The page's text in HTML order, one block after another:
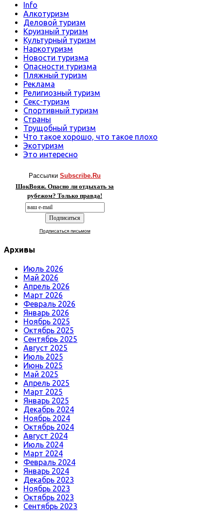
Info
Алкотуризм
Деловой туризм
Круизный туризм
Культурный туризм
Наркотуризм
Новости туризма
Опасности туризма
Пляжный туризм
Реклама
Религиозный туризм
Секс-туризм
Спортивный туризм
Страны
Трущобный туризм
Что такое хорошо, что такое плохо
Экотуризм
Это интересно
Рассылки Subscribe.Ru
ШокВояж. Опасно ли отдыхать за
рубежом? Только правда!
Подписаться письмом
Архивы
Июль 2026
Май 2026
Апрель 2026
Март 2026
Февраль 2026
Январь 2026
Ноябрь 2025
Октябрь 2025
Сентябрь 2025
Август 2025
Июль 2025
Июнь 2025
Май 2025
Апрель 2025
Март 2025
Январь 2025
Декабрь 2024
Ноябрь 2024
Октябрь 2024
Август 2024
Июль 2024
Март 2024
Февраль 2024
Январь 2024
Декабрь 2023
Ноябрь 2023
Октябрь 2023
Сентябрь 2023